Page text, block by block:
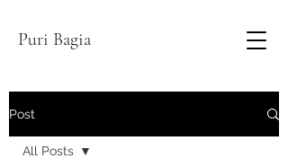
Puri Bagia
Post
All Posts